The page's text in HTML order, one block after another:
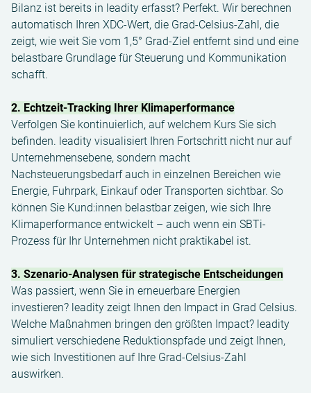
Bilanz ist bereits in leadity erfasst? Perfekt. Wir berechnen
automatisch Ihren XDC-Wert, die Grad-Celsius-Zahl, die
zeigt, wie weit Sie vom 1,5° Grad-Ziel entfernt sind und eine
belastbare Grundlage für Steuerung und Kommunikation
schafft.
2. Echtzeit-Tracking Ihrer Klimaperformance
Verfolgen Sie kontinuierlich, auf welchem Kurs Sie sich
befinden. leadity visualisiert Ihren Fortschritt nicht nur auf
Unternehmensebene, sondern macht
Nachsteuerungsbedarf auch in einzelnen Bereichen wie
Energie, Fuhrpark, Einkauf oder Transporten sichtbar. So
können Sie Kund:innen belastbar zeigen, wie sich Ihre
Klimaperformance entwickelt – auch wenn ein SBTi-
Prozess für Ihr Unternehmen nicht praktikabel ist.
3. Szenario-Analysen für strategische Entscheidungen
Was passiert, wenn Sie in erneuerbare Energien
investieren? leadity zeigt Ihnen den Impact in Grad Celsius.
Welche Maßnahmen bringen den größten Impact? leadity
simuliert verschiedene Reduktionspfade und zeigt Ihnen,
wie sich Investitionen auf Ihre Grad-Celsius-Zahl
auswirken.